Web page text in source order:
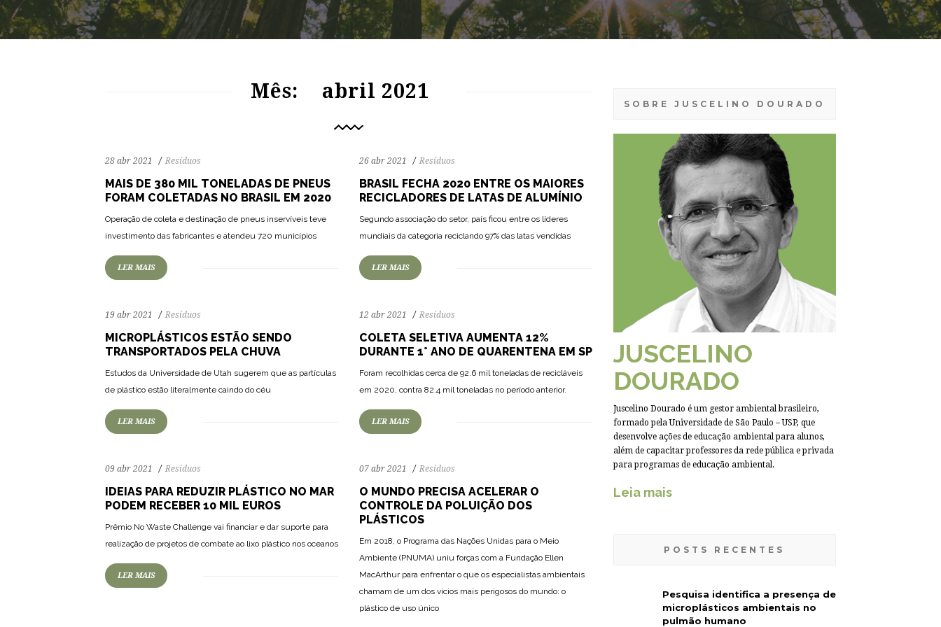
Mês: abril 2021
28 abr 2021 Resíduos
MAIS DE 380 MIL TONELADAS DE PNEUS
FORAM COLETADAS NO BRASIL EM 2020
Operação de coleta e destinação de pneus inservíveis teve
investimento das fabricantes e atendeu 720 municípios
LER MAIS
26 abr 2021 Resíduos
BRASIL FECHA 2020 ENTRE OS MAIORES
RECICLADORES DE LATAS DE ALUMÍNIO
Segundo associação do setor, país ficou entre os líderes
mundiais da categoria reciclando 97% das latas vendidas
LER MAIS
19 abr 2021 Resíduos
MICROPLÁSTICOS ESTÃO SENDO
TRANSPORTADOS PELA CHUVA
Estudos da Universidade de Utah sugerem que as partículas
de plástico estão literalmente caindo do céu
LER MAIS
12 abr 2021 Resíduos
COLETA SELETIVA AUMENTA 12%
DURANTE 1° ANO DE QUARENTENA EM SP
Foram recolhidas cerca de 92.6 mil toneladas de recicláveis
em 2020, contra 82.4 mil toneladas no período anterior.
LER MAIS
87
09 abr 2021 Resíduos
IDEIAS PARA REDUZIR PLÁSTICO NO MAR
PODEM RECEBER 10 MIL EUROS
Prêmio No Waste Challenge vai financiar e dar suporte para
realização de projetos de combate ao lixo plástico nos oceanos
LER MAIS
07 abr 2021 Resíduos
O MUNDO PRECISA ACELERAR O
CONTROLE DA POLUIÇÃO DOS
PLÁSTICOS
Em 2018, o Programa das Nações Unidas para o Meio
Ambiente (PNUMA) uniu forças com a Fundação Ellen
MacArthur para enfrentar o que os especialistas ambientais
chamam de um dos vícios mais perigosos do mundo: o
plástico de uso único
SOBRE JUSCELINO DOURADO
JUSCELINO
DOURADO
Juscelino Dourado é um gestor ambiental brasileiro,
formado pela Universidade de São Paulo – USP, que
desenvolve ações de educação ambiental para alunos,
além de capacitar professores da rede pública e privada
para programas de educação ambiental.
Leia mais
POSTS RECENTES
Pesquisa identifica a presença de
microplásticos ambientais no
pulmão humano